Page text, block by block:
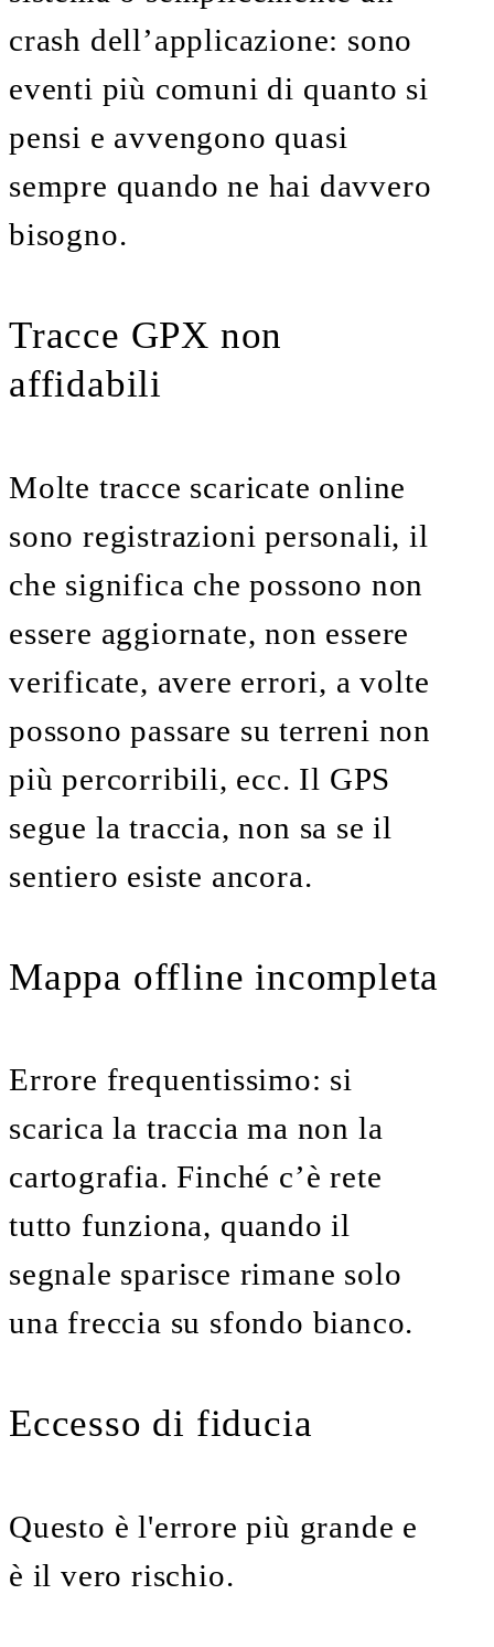
crash dell’applicazione: sono
eventi più comuni di quanto si
pensi e avvengono quasi
sempre quando ne hai davvero
bisogno.
Tracce GPX non
affidabili
Molte tracce scaricate online
sono registrazioni personali, il
che significa che possono non
essere aggiornate, non essere
verificate, avere errori, a volte
possono passare su terreni non
più percorribili, ecc. Il GPS
segue la traccia, non sa se il
sentiero esiste ancora.
Mappa offline incompleta
Errore frequentissimo: si
scarica la traccia ma non la
cartografia. Finché c’è rete
tutto funziona, quando il
segnale sparisce rimane solo
una freccia su sfondo bianco.
Eccesso di fiducia
Questo è l'errore più grande e
è il vero rischio.